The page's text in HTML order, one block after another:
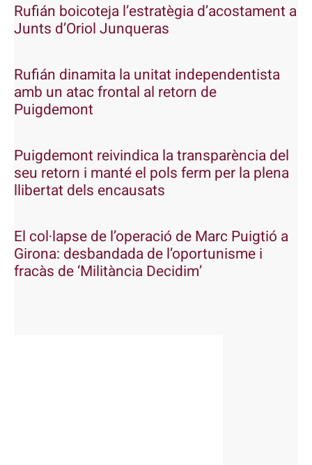
Rufián boicoteja l’estratègia d’acostament a
Junts d’Oriol Junqueras
Rufián dinamita la unitat independentista
amb un atac frontal al retorn de
Puigdemont
Puigdemont reivindica la transparència del
seu retorn i manté el pols ferm per la plena
llibertat dels encausats
El col·lapse de l’operació de Marc Puigtió a
Girona: desbandada de l’oportunisme i
fracàs de ‘Militància Decidim’